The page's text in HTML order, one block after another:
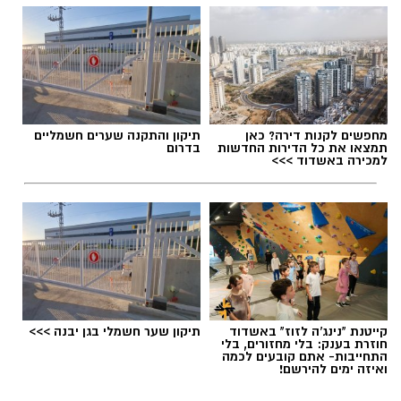
תגים:בוי ג'ורג'
בוי ג'ורג' השיר החדש שתומך בישראל הקשיבו
למילים וצפו בקלפי הרשמי
מחפשים לקנות דירה? כאן
תמצאו את כל הדירות החדשות
למכירה באשדוד >>>
תיקון והתקנה שערים חשמליים
בדרום
קייטנת "נינג'ה לזוז" באשדוד
חוזרת בענק: בלי מחזורים, בלי
התחייבות- אתם קובעים לכמה
ואיזה ימים להירשם!
תיקון שער חשמלי בגן יבנה >>>